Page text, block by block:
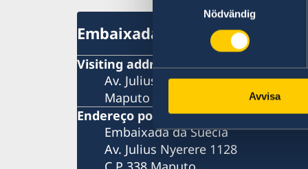
Nödvändig
Avvisa
Embaixada da Suécia
Visiting address
Av. Julius Nyerere 1128
Maputo
Endereço postal
Embaixada da Suécia
Av. Julius Nyerere 1128